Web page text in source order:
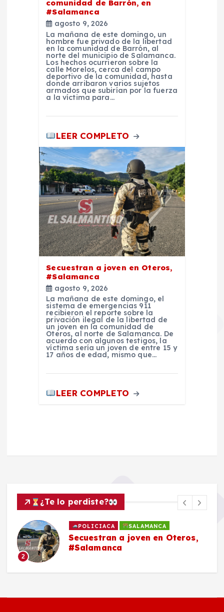
comunidad de Barrón, en
#Salamanca
agosto 9, 2026
La mañana de este domingo, un
hombre fue privado de la libertad
en la comunidad de Barrón, al
norte del municipio de Salamanca.
Los hechos ocurrieron sobre la
calle Morelos, cerca del campo
deportivo de la comunidad, hasta
donde arribaron varios sujetos
armados que subirían por la fuerza
a la víctima para…
LEER COMPLETO
Secuestran a joven en Oteros,
#Salamanca
agosto 9, 2026
La mañana de este domingo, el
sistema de emergencias 911
recibieron el reporte sobre la
privación ilegal de la libertad de
un joven en la comunidad de
Oteros, al norte de Salamanca. De
acuerdo con algunos testigos, la
víctima sería un joven de entre 15 y
17 años de edad, mismo que…
LEER COMPLETO
¿Te lo perdiste?
2
POLICIACA SALAMANCA
Secuestran a joven en Oteros,
#Salamanca